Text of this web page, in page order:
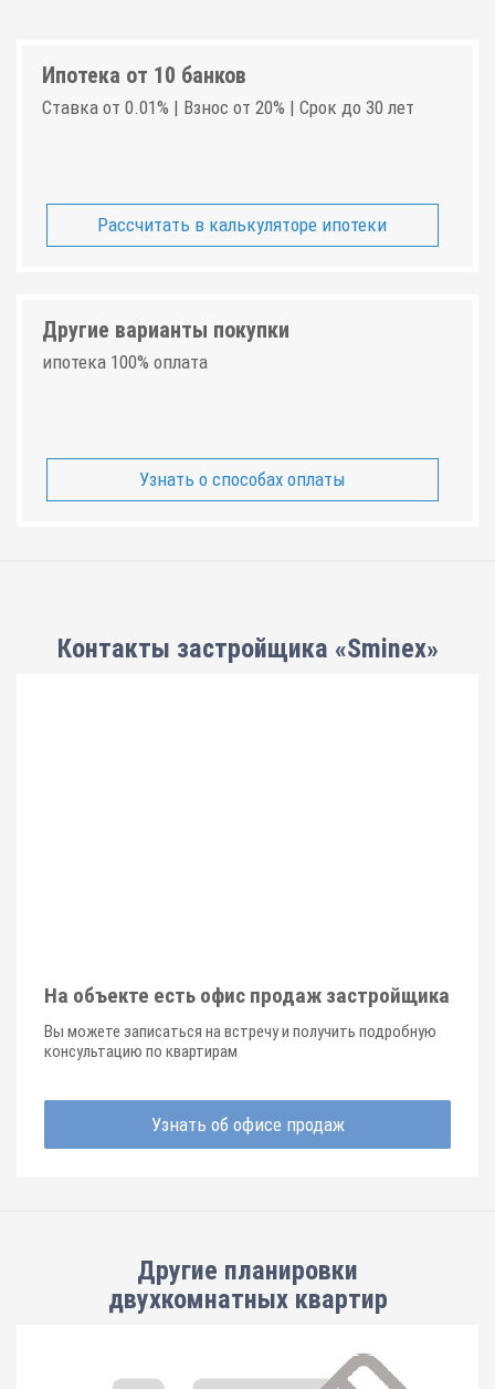
Ипотека от 10 банков
Ставка от 0.01% | Взнос от 20% | Срок до 30 лет
Рассчитать в калькуляторе ипотеки
Другие варианты покупки
ипотека 100% оплата
Узнать о способах оплаты
Контакты застройщика «Sminex»
На объекте есть офис продаж застройщика
Вы можете записаться на встречу и получить подробную
консультацию по квартирам
Узнать об офисе продаж
Другие планировки
двухкомнатных квартир